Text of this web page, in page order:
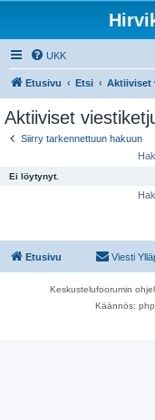
UKK
Etusivu Etsi Aktiiviset
Aktiiviset
Siirry tarkennettuun hakuun
Ei löytynyt.
Etusivu Viesti
Keskustelufoorumin
Käännös: